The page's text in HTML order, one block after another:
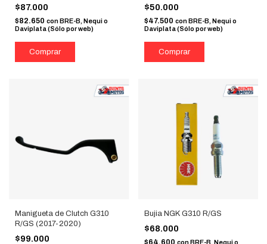
$87.000
$82.650 con BRE-B, Nequi o
Daviplata (Sólo por web)
$50.000
$47.500 con BRE-B, Nequi o
Daviplata (Sólo por web)
Manigueta de Clutch G310
R/GS (2017-2020)
$99.000
Bujia NGK G310 R/GS
$68.000
$64.600 con BRE-B, Nequi o